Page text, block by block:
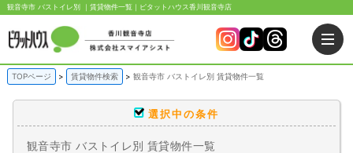
観音寺市 バストイレ別 ｜賃貸物件一覧｜ピタットハウス香川観音寺店
TOPページ 賃貸物件検索 観音寺市 バストイレ別 賃貸物件一覧
選択中の条件
観音寺市 バストイレ別 賃貸物件一覧